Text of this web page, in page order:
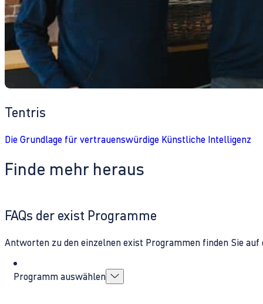
Tentris
Die Grundlage für vertrauenswürdige Künstliche Intelligenz
Finde mehr heraus
FAQs der exist Programme
Antworten zu den einzelnen exist Programmen finden Sie
Programm auswählen